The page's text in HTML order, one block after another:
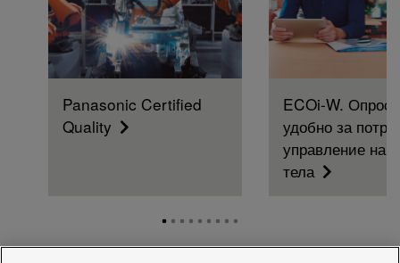
Panasonic Certified
Quality
ECOi-W.
удобно за
управление на
тела